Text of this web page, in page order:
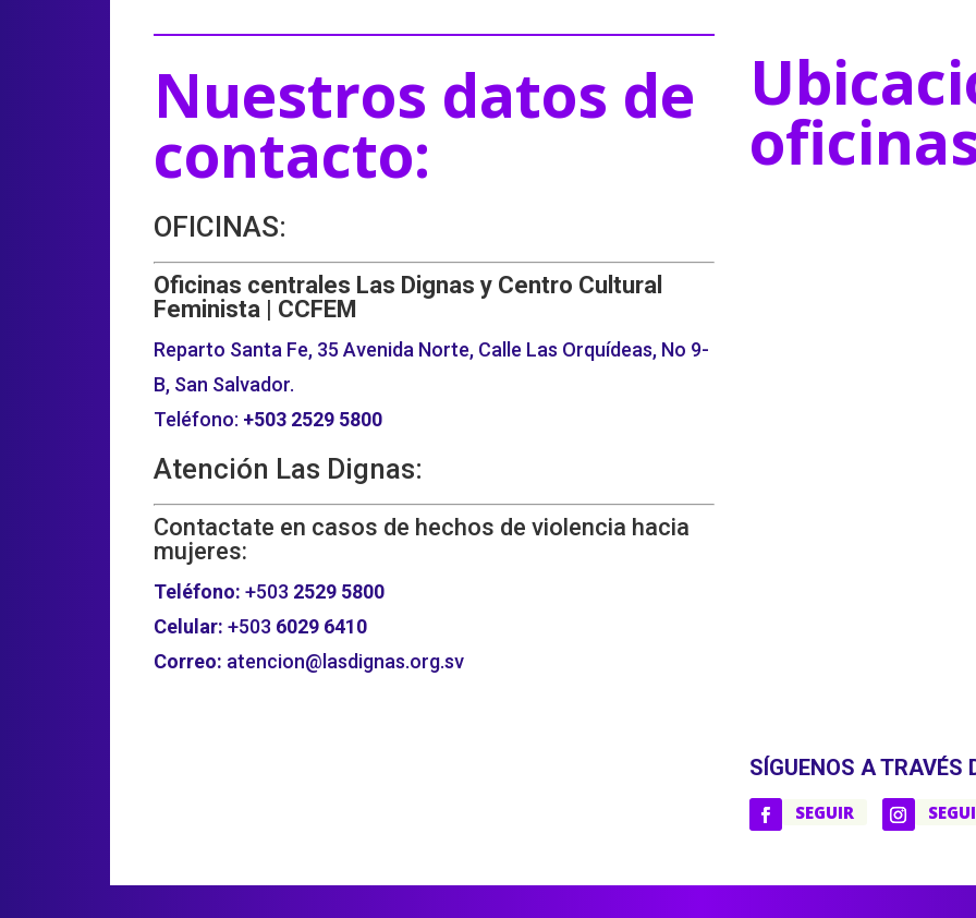
Nuestros datos de
contacto:
OFICINAS:
Oficinas centrales Las Dignas y Centro Cultural
Feminista | CCFEM
Reparto Santa Fe, 35 Avenida Norte, Calle Las Orquídeas, No 9-
B, San Salvador.
Teléfono: +503 2529 5800
Atención Las Dignas:
Contactate en casos de hechos de violencia hacia
mujeres:
Teléfono: +503 2529 5800
Celular: +503 6029 6410
Correo: atencion@lasdignas.org.sv
SÍGUENOS A TRAVÉS
SEGUIR